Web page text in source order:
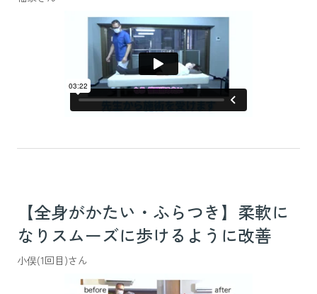
【全身がかたい・ふらつき】柔軟に
なりスムーズに歩けるように改善
小俣(1回目)さん